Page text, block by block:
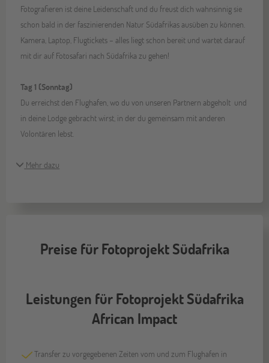
Fotografieren ist deine Leidenschaft und du freust dich wahnsinnig sie
schon bald in der faszinierenden Natur Südafrikas ausüben zu können.
Kamera, Laptop, Flugtickets – alles liegt schon bereit und wartet darauf
mit dir auf Fotosafari nach Südafrika zu gehen!
Tag 1 (Sonntag)
Du erreichst den Flughafen, wo du von unseren Partnern abgeholt und
in deine Lodge gebracht wirst, in der du gemeinsam mit anderen
Volontären lebst.
Mehr dazu
Preise für Fotoprojekt Südafrika
Leistungen für Fotoprojekt Südafrika
African Impact
Transfer zu vorgegebenen Zeiten vom und zum Flughafen in